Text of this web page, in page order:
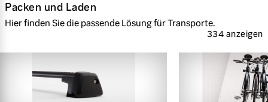
Packen und Laden
Hier finden Sie die passende Lösung für Transporte.
334 anzeigen